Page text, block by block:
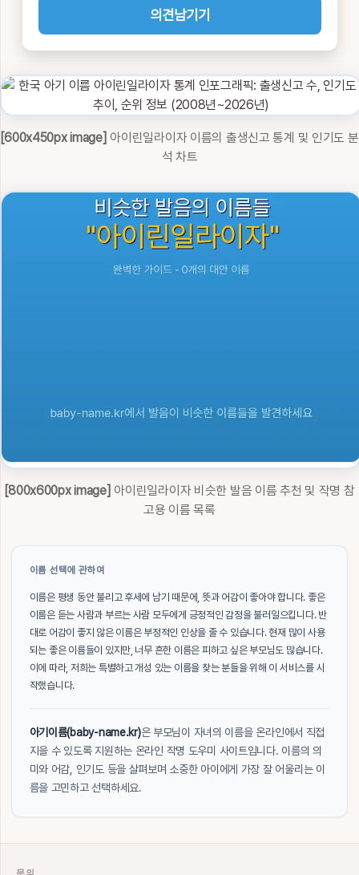
의견남기기
[600x450px image] 아이린일라이자 이름의 출생신고 통계 및 인기도 분
석 차트
[800x600px image] 아이린일라이자 비슷한 발음 이름 추천 및 작명 참
고용 이름 목록
이름 선택에 관하여
이름은 평생 동안 불리고 후세에 남기 때문에, 뜻과 어감이 좋아야 합니다. 좋은
이름은 듣는 사람과 부르는 사람 모두에게 긍정적인 감정을 불러일으킵니다. 반
대로 어감이 좋지 않은 이름은 부정적인 인상을 줄 수 있습니다. 현재 많이 사용
되는 좋은 이름들이 있지만, 너무 흔한 이름은 피하고 싶은 부모님도 많습니다.
이에 따라, 저희는 특별하고 개성 있는 이름을 찾는 분들을 위해 이 서비스를 시
작했습니다.
아기이름(baby-name.kr)은 부모님이 자녀의 이름을 온라인에서 직접
지을 수 있도록 지원하는 온라인 작명 도우미 사이트입니다. 이름의 의
미와 어감, 인기도 등을 살펴보며 소중한 아이에게 가장 잘 어울리는 이
름을 고민하고 선택하세요.
문의